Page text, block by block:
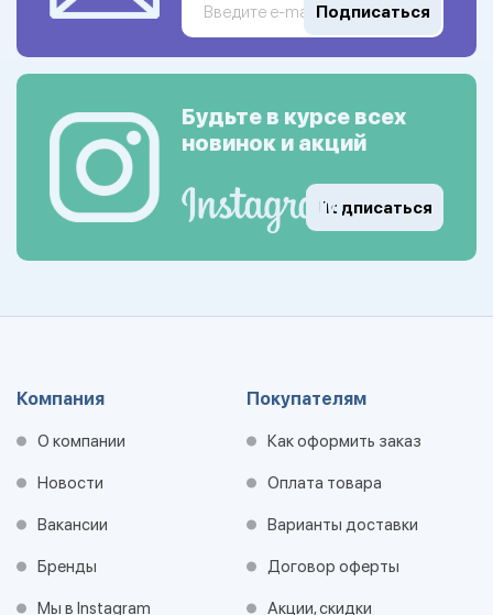
Подписаться
Будьте в курсе всех
новинок и акций
Подписаться
Компания
О компании
Новости
Вакансии
Бренды
Мы в Instagram
Покупателям
Как оформить заказ
Оплата товара
Варианты доставки
Договор оферты
Акции, скидки